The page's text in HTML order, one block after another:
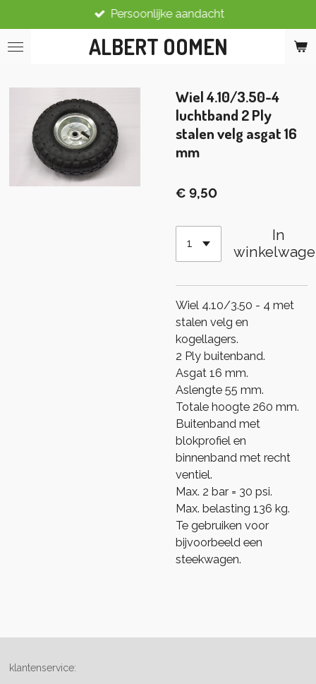
direct
naar
ALBERT OOMEN
Persoonlijke aandacht
Wiel 4.10/3.50-4
luchtband 2 Ply
stalen velg asgat 16
mm
€ 9,50
In
Wiel 4.10/3.50 - 4 met
stalen velg en
kogellagers.
2 Ply buitenband.
Asgat 16 mm.
Aslengte 55 mm.
Totale hoogte 260 mm.
Buitenband met
blokprofiel en
binnenband met recht
ventiel.
Max. 2 bar = 30 psi.
Max. belasting 136 kg.
Te gebruiken voor
bijvoorbeeld een
steekwagen.
klantenservice: